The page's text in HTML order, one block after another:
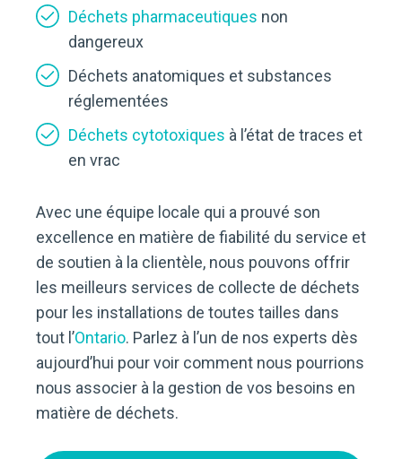
Déchets pharmaceutiques non
dangereux
Déchets anatomiques et substances
réglementées
Déchets cytotoxiques à l’état de traces et
en vrac
Avec une équipe locale qui a prouvé son
excellence en matière de fiabilité du service et
de soutien à la clientèle, nous pouvons offrir
les meilleurs services de collecte de déchets
pour les installations de toutes tailles dans
tout l’Ontario. Parlez à l’un de nos experts dès
aujourd’hui pour voir comment nous pourrions
nous associer à la gestion de vos besoins en
matière de déchets.